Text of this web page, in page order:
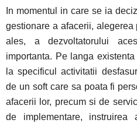
In momentul in care se ia
gestionare a afacerii,
ales, a dezvoltatorului
importanta. Pe langa
la specificul activitatii
de un soft care sa poata fi
afacerii lor, precum si de
de implementare, instruirea